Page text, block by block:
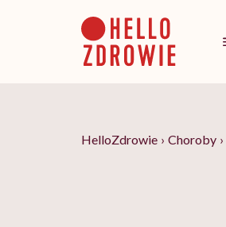
HelloZdrowie › Choroby ›